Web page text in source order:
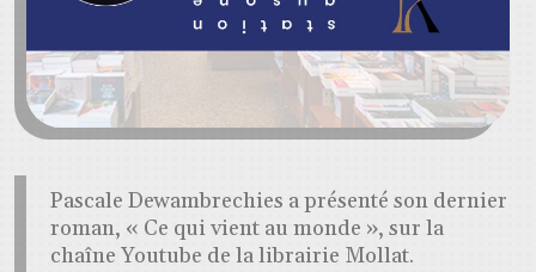
Pascale Dewambrechies a présenté son dernier
roman, « Ce qui vient au monde », sur la
chaîne Youtube de la librairie Mollat.